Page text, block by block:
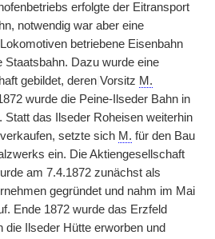
erfolgte der Eitransport
notwendig war aber eine
betriebene Eisenbahn
Staatsbahn. Dazu wurde eine
gebildet, deren Vorsitz M.
wurde die Peine-Ilseder Bahn in
Statt das Ilseder Roheisen weiterhin
setzte sich M. für den Bau
ein. Die Aktiengesellschaft
am 7.4.1872 zunächst als
gegründet und nahm im Mai
Ende 1872 wurde das Erzfeld
die Ilseder Hütte erworben und